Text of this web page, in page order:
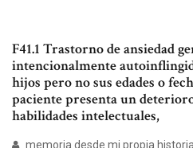
F41.1 Trastorno de ansiedad
intencionalmente
hijos pero no sus edades o
paciente presenta un
habilidades intelectuales,
memoria desde mi propia